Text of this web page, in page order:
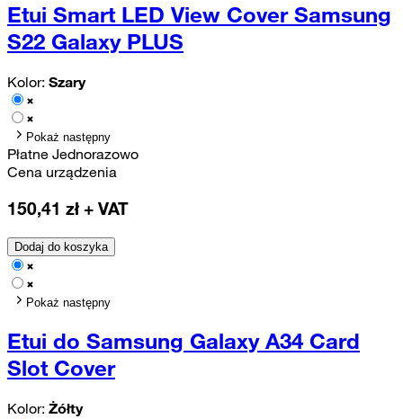
Etui Smart LED View Cover Samsung
S22 Galaxy PLUS
Kolor: Szary
Pokaż następny
Płatne Jednorazowo
Cena urządzenia
150,41 zł + VAT
Dodaj do koszyka
Pokaż następny
Etui do Samsung Galaxy A34 Card
Slot Cover
Kolor: Żółty